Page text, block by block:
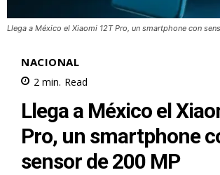
Llega a México el Xiaomi 12T Pro, un smartphone con
NACIONAL
2 min. Read
Llega a México el
Pro, un smartphone
sensor de 200 MP